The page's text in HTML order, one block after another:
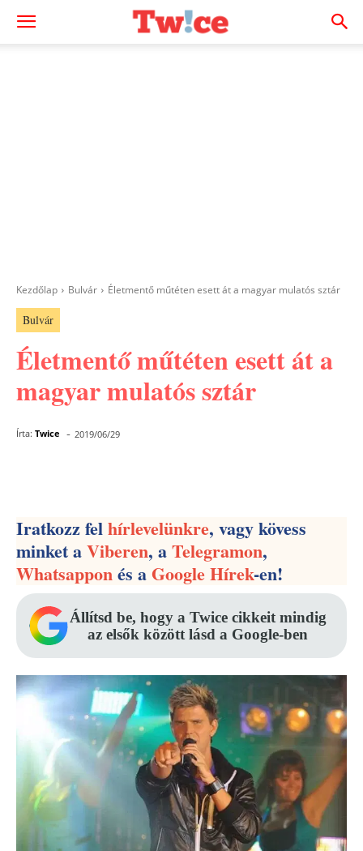
Kezdőlap Bulvár Életmentő műtéten esett át a magyar mulatós sztár
Bulvár
Életmentő műtéten esett át a
magyar mulatós sztár
Írta: Twice - 2019/06/29
Iratkozz felhírlevelünkre, vagy kövess
minket aViberen, aTelegramon,
Whatsapponés aGoogle Hírek-en!
Állítsd be, hogy a Twice cikkeit mindig
az elsők között lásd a Google-ben